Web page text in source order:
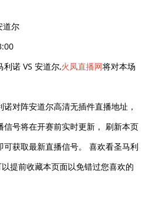
道尔
利诺 VS 安道尔,火凤直播网将对本场
诺对阵安道尔高清无插件直播地址，
信号将在开赛前实时更新， 刷新本页
可获取最新直播信号。 喜欢看圣马利
提前收藏本页面以免错过您喜欢的